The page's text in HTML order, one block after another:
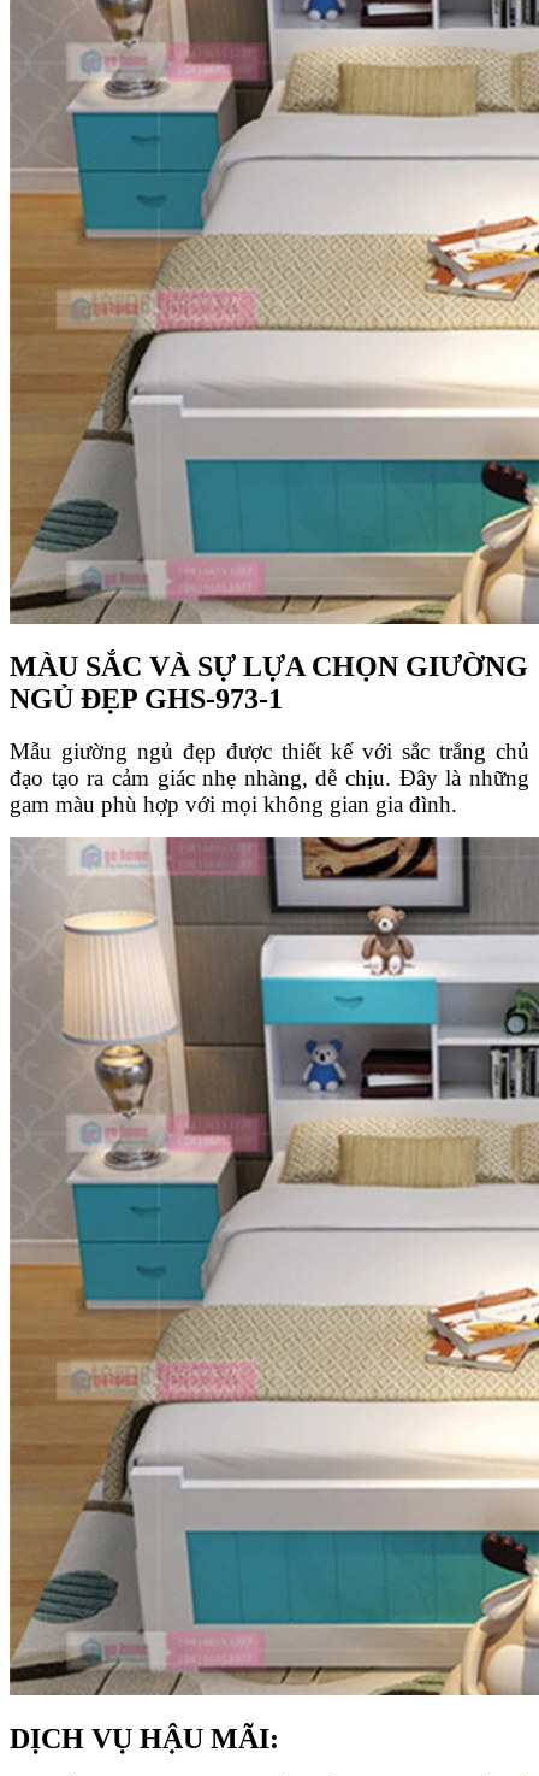
MÀU SẮC VÀ SỰ LỰA CHỌN GIƯỜNG
NGỦ ĐẸP GHS-973-1
Mẫu giường ngủ đẹp được thiết kế với sắc trắng chủ
đạo tạo ra cảm giác nhẹ nhàng, dễ chịu. Đây là những
gam màu phù hợp với mọi không gian gia đình.
DỊCH VỤ HẬU MÃI: